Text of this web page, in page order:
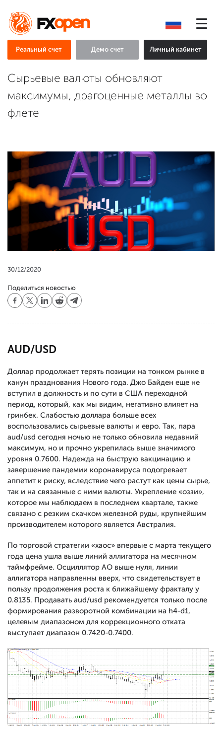
Реальный счет Демо счет Личный кабинет
Сырьевые валюты обновляют
максимумы, драгоценные металлы во
флете
30/12/2020
Поделиться новостью
AUD/USD
Доллар продолжает терять позиции на тонком рынке в
канун празднования Нового года. Джо Байден еще не
вступил в должность и по сути в США переходной
период, который, как мы видим, негативно влияет на
гринбек. Слабостью доллара больше всех
воспользовались сырьевые валюты и евро. Так, пара
aud/usd сегодня ночью не только обновила недавний
максимум, но и прочно укрепилась выше значимого
уровня 0.7600. Надежда на быструю вакцинацию и
завершение пандемии коронавируса подогревает
аппетит к риску, вследствие чего растут как цены сырье,
так и на связанные с ними валюты. Укрепление «оззи»,
которое мы наблюдаем в последнем квартале, также
связано с резким скачком железной руды, крупнейшим
производителем которого является Австралия.
По торговой стратегии «хаос» впервые с марта текущего
года цена ушла выше линий аллигатора на месячном
таймфрейме. Осциллятор АО выше нуля, линии
аллигатора направленны вверх, что свидетельствует в
пользу продолжения роста к ближайшему фракталу у
0.8135. Продавать aud/usd рекомендуется только после
формирования разворотной комбинации на h4-d1,
целевым диапазоном для коррекционного отката
выступает диапазон 0.7420-0.7400.